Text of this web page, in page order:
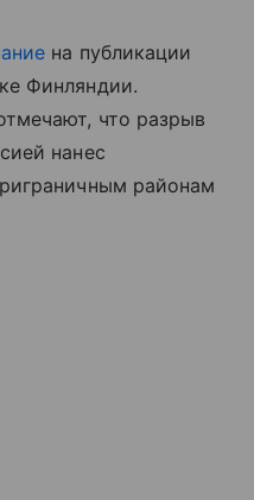
на публикации
Финляндии.
что разрыв
нанес
районам